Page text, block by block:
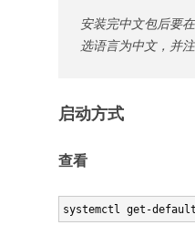
安装完中文包后要
选语言为中文，并注
启动方式
查看
systemctl get-default